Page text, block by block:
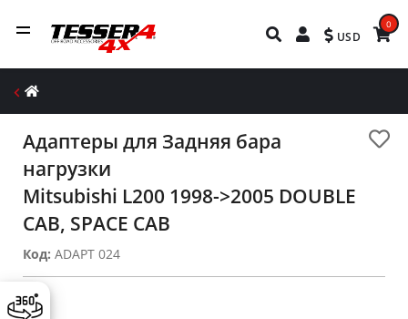
USD
0
Aдаптеры для Задняя бара
нагрузки
Mitsubishi L200 1998->2005 DOUBLE
CAB, SPACE CAB
Код: ADAPT 024